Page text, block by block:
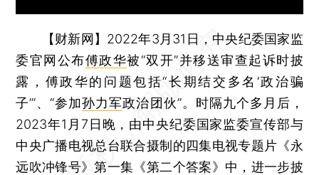
【财新网】 2022年3月31日，中央纪委国家监
委官网公布傅政华被“双开”并移送审查起诉时披
露，傅政华的问题包括“长期结交多名‘政治骗
子’”、“参加孙力军政治团伙”。时隔九个多月后，
2023年1月7日晚，由中央纪委国家监委宣传部与
中央广播电视总台联合摄制的四集电视专题片《永
远吹冲锋号》第一集《第二个答案》中，进一步披